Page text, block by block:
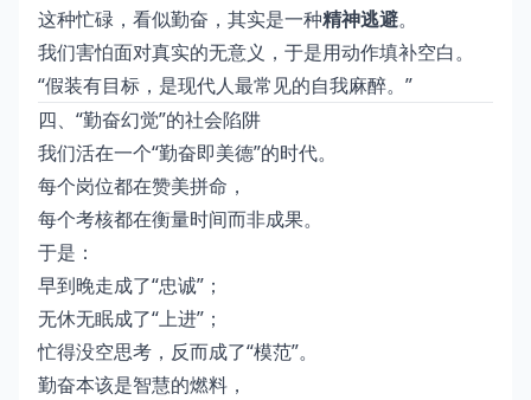
这种忙碌，看似勤奋，其实是一种精神逃避。
我们害怕面对真实的无意义，于是用动作填补空白。
“假装有目标，是现代人最常见的自我麻醉。”
四、“勤奋幻觉”的社会陷阱
我们活在一个“勤奋即美德”的时代。
每个岗位都在赞美拼命，
每个考核都在衡量时间而非成果。
于是：
早到晚走成了“忠诚”；
无休无眠成了“上进”；
忙得没空思考，反而成了“模范”。
勤奋本该是智慧的燃料，